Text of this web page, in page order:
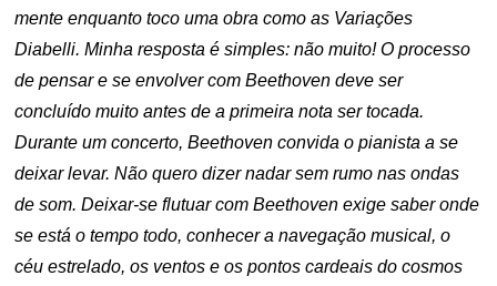
mente enquanto toco uma obra como as Variações
Diabelli. Minha resposta é simples: não muito! O processo
de pensar e se envolver com Beethoven deve ser
concluído muito antes de a primeira nota ser tocada.
Durante um concerto, Beethoven convida o pianista a se
deixar levar. Não quero dizer nadar sem rumo nas ondas
de som. Deixar-se flutuar com Beethoven exige saber onde
se está o tempo todo, conhecer a navegação musical, o
céu estrelado, os ventos e os pontos cardeais do cosmos